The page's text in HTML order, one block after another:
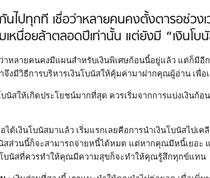
ไปทุกที เชื่อว่าหลายคนคงตั้งตารอช่วง
เหนื่อยล้าตลอดปีเท่านั้น แต่ยังมี “เงินโบ
ว่าหลายคนคงมีแผนสำหรับเงินพิเศษก้อนนี้อยู่แล้ว แต่ก็มี
จึงมีวิธีการบริหารเงินโบนัสให้คุ้มค่ามาฝากคุณผู้อ่าน เพื่
นัสให้เกิดประโยชน์มากที่สุด ควรเริ่มจากการแบ่งเงินก้
อได้เงินโบนัสมาแล้ว เริ่มแรกเลยคือการนำเงินโบนัสไป
สส่วนนี้ก็จะสามารถจ่ายหนี้ได้หมด แต่หากคุณมีหนี้เยอะ
บนัสที่ควรทำให้คุณมีความสุขก็จะทำให้คุณรู้สึกทุกข์แทน